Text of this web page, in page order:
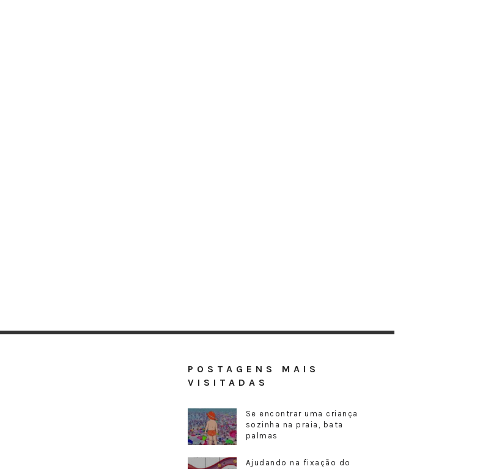
POSTAGENS MAIS
VISITADAS
Se encontrar uma criança
sozinha na praia, bata
palmas
Ajudando na fixação do